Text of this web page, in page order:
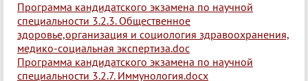
Программа кандидатского экзамена по научной
специальности 3.2.3. Общественное
здоровье,организация и социология здравоохранения,
медико-социальная экспертиза.doc
Программа кандидатского экзамена по научной
специальности 3.2.7. Иммунология.docx